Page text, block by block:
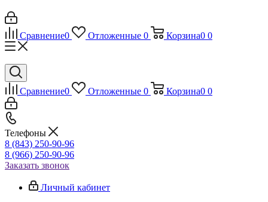
Сравнение0 Отложенные 0 Корзина0 0
Сравнение0 Отложенные 0 Корзина0 0
Телефоны
8 (843) 250-90-96
8 (966) 250-90-96
Заказать звонок
Личный кабинет